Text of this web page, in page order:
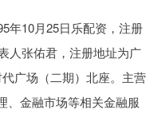
年10月25日乐配资，注册
人张佑君，注册地址为广
广场（二期）北座。主营
、金融市场等相关金融服